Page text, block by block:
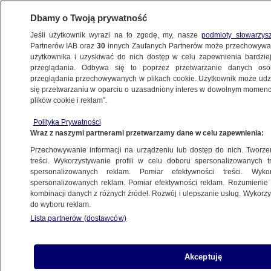
POLSKA
Obywatelskiej
Zespół autorów
11.05.2026, 19:00
Posłuchaj artykułu
Czyta lektor AI
Dbamy o Twoją prywatność
Jeśli użytkownik wyrazi na to zgodę, my, naszepodmioty
Partnerów IAB oraz30 innych Zaufanych Partnerów może
użytkownika i uzyskiwać do nich dostęp w celu zapewnienia
przeglądania. Odbywa się to poprzez przetwarzanie danych
przeglądania przechowywanych w plikach cookie. Użytkownik może
się przetwarzaniu w oparciu o uzasadniony interes w dowolnym
plików cookie i reklam”.
Polityka Prywatności
Wraz z naszymi partnerami przetwarzamy dane w celu zapewnienia:
Przechowywanie informacji na urządzeniu lub dostęp do nich.
treści. Wykorzystywanie profili w celu doboru spersonalizowanych
spersonalizowanych reklam. Pomiar efektywności treści.
spersonalizowanych reklam. Pomiar efektywności reklam.
kombinacji danych z różnych źródeł. Rozwój i ulepszanie usług.
do wyboru reklam.
Lista partnerów (dostawców)
Akceptuję